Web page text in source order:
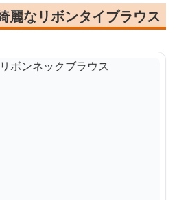
麗なリボンタイブラウス